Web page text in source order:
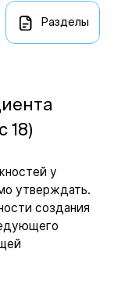
Разделы
18)
у
утверждать.
создания